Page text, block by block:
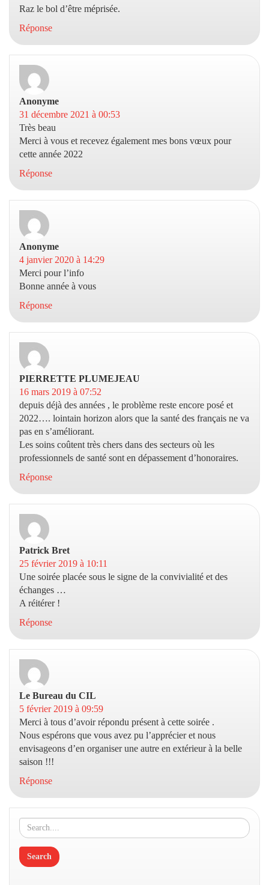
Raz le bol d’être méprisée.
Réponse
Anonyme
31 décembre 2021 à 00:53
Très beau
Merci à vous et recevez également mes bons vœux pour
cette année 2022
Réponse
Anonyme
4 janvier 2020 à 14:29
Merci pour l’info
Bonne année à vous
Réponse
PIERRETTE PLUMEJEAU
16 mars 2019 à 07:52
depuis déjà des années , le problème reste encore posé et
2022…. lointain horizon alors que la santé des français ne va
pas en s’améliorant.
Les soins coûtent très chers dans des secteurs où les
professionnels de santé sont en dépassement d’honoraires.
Réponse
Patrick Bret
25 février 2019 à 10:11
Une soirée placée sous le signe de la convivialité et des
échanges …
A réitérer !
Réponse
Le Bureau du CIL
5 février 2019 à 09:59
Merci à tous d’avoir répondu présent à cette soirée .
Nous espérons que vous avez pu l’apprécier et nous
envisageons d’en organiser une autre en extérieur à la belle
saison !!!
Réponse